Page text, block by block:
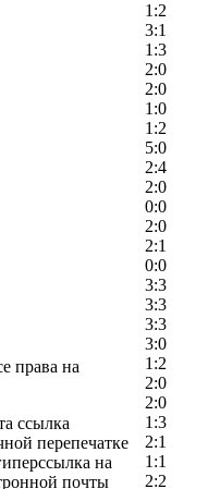
1:2
3:1
1:3
2:0
2:0
1:0
1:2
5:0
2:4
2:0
0:0
2:0
2:1
0:0
3:3
3:3
3:3
3:0
1:2
2:0
2:0
1:3
2:1
1:1
2:2
права на
ссылка
перепечатке
на
почты